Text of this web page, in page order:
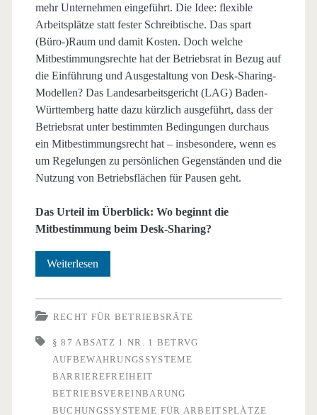
mehr Unternehmen eingeführt. Die Idee: flexible
Arbeitsplätze statt fester Schreibtische. Das spart
(Büro-)Raum und damit Kosten. Doch welche
Mitbestimmungsrechte hat der Betriebsrat in Bezug auf
die Einführung und Ausgestaltung von Desk-Sharing-
Modellen? Das Landesarbeitsgericht (LAG) Baden-
Württemberg hatte dazu kürzlich ausgeführt, dass der
Betriebsrat unter bestimmten Bedingungen durchaus
ein Mitbestimmungsrecht hat – insbesondere, wenn es
um Regelungen zu persönlichen Gegenständen und die
Nutzung von Betriebsflächen für Pausen geht.
Das Urteil im Überblick: Wo beginnt die
Mitbestimmung beim Desk-Sharing?
Weiterlesen
–
Wo
beginnt
die
RECHT FÜR BETRIEBSRÄTE
§ 87 ABSATZ 1 NR. 1 BETRVG
AUFBEWAHRUNGSSYSTEME
BARRIEREFREIHEIT
BETRIEBSVEREINBARUNG
BUCHUNGSSYSTEME FÜR ARBEITSPLÄTZE